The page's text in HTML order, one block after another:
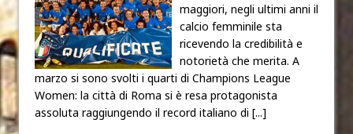
maggiori, negli ultimi anni il
calcio femminile sta
ricevendo la credibilità e
notorietà che merita. A
marzo si sono svolti i quarti di Champions League
Women: la città di Roma si è resa protagonista
assoluta raggiungendo il record italiano di [...]